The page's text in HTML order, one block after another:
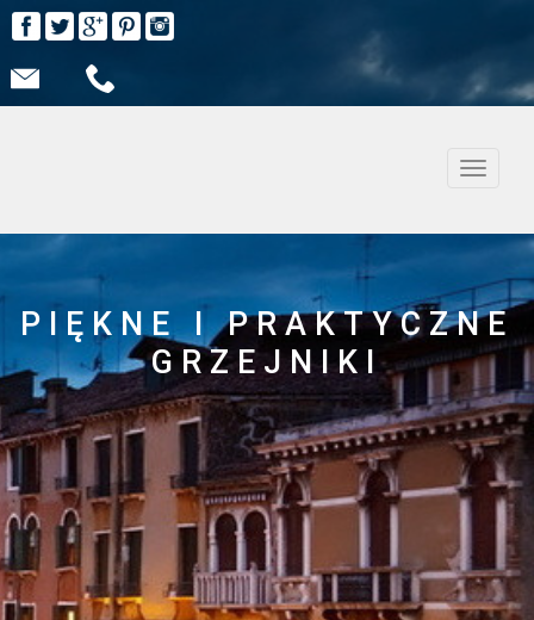
PIĘKNE I PRAKTYCZNE
GRZEJNIKI